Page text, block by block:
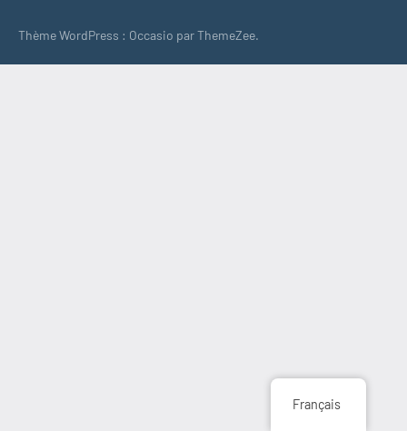
Thème WordPress : Occasio par ThemeZee.
Français